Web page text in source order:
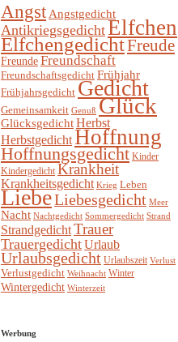
Angst Angstgedicht
AntikriegsgedichtElfchen
ElfchengedichtFreude
FreundeFreundschaft
Freundschaftsgedicht Frühjahr
Frühjahrsgedicht Gedicht
Gemeinsamkeit Genuß Glück
GlücksgedichtHerbst
HerbstgedichtHoffnung
Hoffnungsgedicht Kinder
Kindergedicht Krankheit
Krankheitsgedicht Krieg Leben
LiebeLiebesgedicht Meer
Nacht Nachtgedicht Sommergedicht Strand
StrandgedichtTrauer
TrauergedichtUrlaub
Urlaubsgedicht Urlaubszeit Verlust
Verlustgedicht Weihnacht Winter
Wintergedicht Winterzeit
Werbung